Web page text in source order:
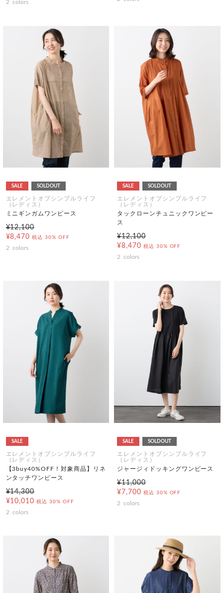
2 colors
SALE SOLDOUT
エレメントオブシンプルライフ
（レディス）
ミニギンガムワンピース
¥12,100
¥8,470 税込 30% OFF
2 colors
SALE SOLDOUT
エレメントオブシンプルライフ
（レディス）
タックローンチュニックワンピー
ス
¥12,100
¥8,470 税込 30% OFF
2 colors
SALE
エレメントオブシンプルライフ
（レディス）
【3buy40%OFF！対象商品】リネ
ンタッチワンピース
¥14,300
¥10,010 税込 30% OFF
2 colors
SALE SOLDOUT
エレメントオブシンプルライフ
（レディス）
ジャージィドッキングワンピース
¥11,000
¥7,700 税込 30% OFF
2 colors